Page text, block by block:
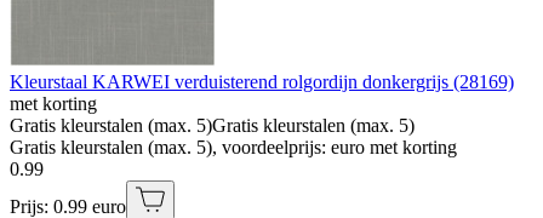
Kleurstaal KARWEI verduisterend rolgordijn donkergrijs (28169)
met korting
Gratis kleurstalen (max. 5)Gratis kleurstalen (max. 5)
Gratis kleurstalen (max. 5), voordeelprijs: euro met korting
0.99
Prijs: 0.99 euro